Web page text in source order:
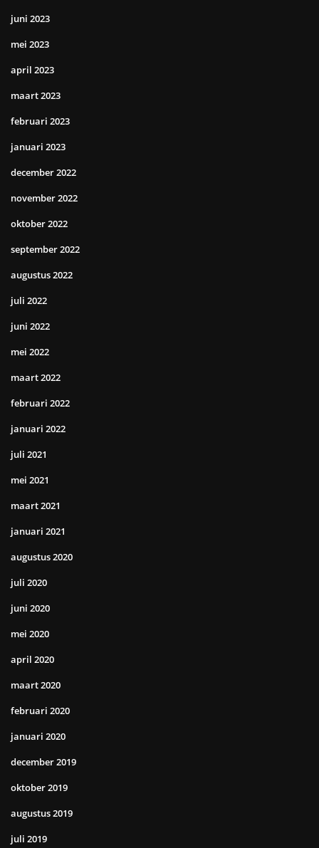
juni 2023
mei 2023
april 2023
maart 2023
februari 2023
januari 2023
december 2022
november 2022
oktober 2022
september 2022
augustus 2022
juli 2022
juni 2022
mei 2022
maart 2022
februari 2022
januari 2022
juli 2021
mei 2021
maart 2021
januari 2021
augustus 2020
juli 2020
juni 2020
mei 2020
april 2020
maart 2020
februari 2020
januari 2020
december 2019
oktober 2019
augustus 2019
juli 2019